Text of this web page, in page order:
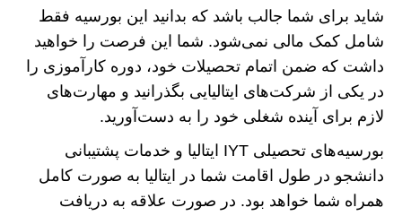
شاید برای شما جالب باشد که بدانید این بورسیه فقط
شامل کمک مالی نمی‌شود. شما این فرصت را خواهید
داشت که ضمن اتمام تحصیلات خود، دوره کارآموزی را
در یکی از شرکت‌های ایتالیایی بگذرانید و مهارت‌های
لازم برای آینده شغلی خود را به دست‌آورید.
بورسیه‌های تحصیلی IYT ایتالیا و خدمات پشتیبانی
دانشجو در طول اقامت شما در ایتالیا به صورت کامل
همراه شما خواهد بود. در صورت علاقه به دریافت